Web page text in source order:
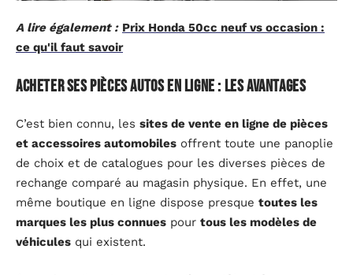
A lire également : Prix Honda 50cc neuf vs occasion :
ce qu'il faut savoir
Acheter ses pièces autos en ligne : les avantages
C’est bien connu, les sites de vente en ligne de pièces
et accessoires automobiles offrent toute une panoplie
de choix et de catalogues pour les diverses pièces de
rechange comparé au magasin physique. En effet, une
même boutique en ligne dispose presque toutes les
marques les plus connues pour tous les modèles de
véhicules qui existent.